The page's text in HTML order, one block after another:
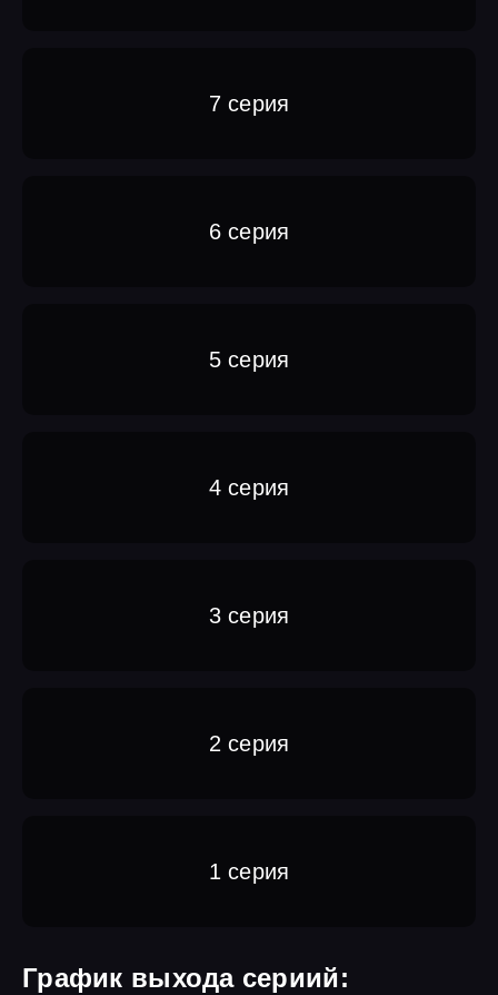
7 серия
6 серия
5 серия
4 серия
3 серия
2 серия
1 серия
График выхода сериий: